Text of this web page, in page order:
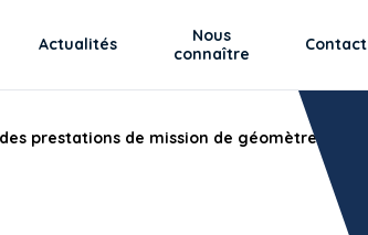
Actualités
Nous
connaître
Contact
prestations de mission de géomètre.